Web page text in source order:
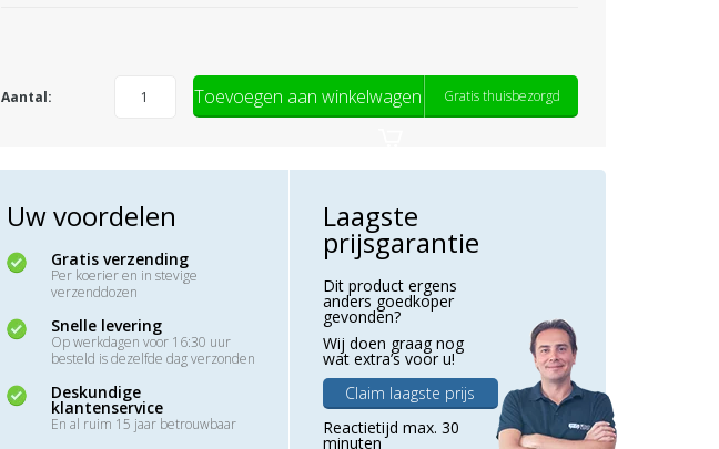
Aantal: Toevoegen aan winkelwagen Gratis thuisbezorgd
Uw voordelen
Gratis verzending
Per koerier en in stevige
verzenddozen
Snelle levering
Op werkdagen voor 16:30 uur
besteld is dezelfde dag verzonden
Deskundige
klantenservice
En al ruim 15 jaar betrouwbaar
Laagste
prijsgarantie
Dit product ergens
anders goedkoper
gevonden?
Wij doen graag nog
wat extra’s voor u!
Claim laagste prijs
Reactietijd max. 30
minuten